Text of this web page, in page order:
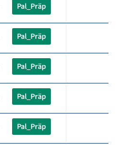
Pal_Präp
Pal_Präp
Pal_Präp
Pal_Präp
Pal_Präp